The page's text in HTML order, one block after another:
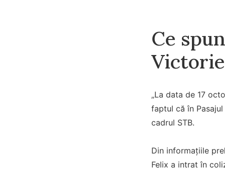
Ce
„La data de 17
faptul că în
cadrul STB.
Din informațiile
Felix a intrat în